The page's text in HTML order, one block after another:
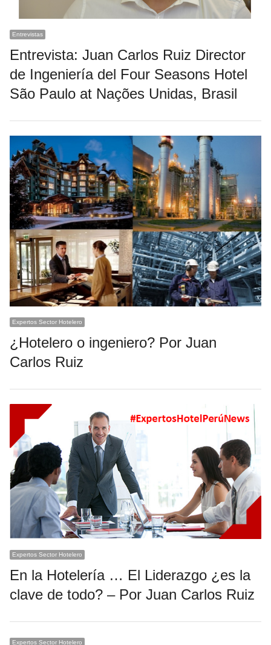
Entrevistas
Entrevista: Juan Carlos Ruiz Director
de Ingeniería del Four Seasons Hotel
São Paulo at Nações Unidas, Brasil
Expertos Sector Hotelero
¿Hotelero o ingeniero? Por Juan
Carlos Ruiz
Expertos Sector Hotelero
En la Hotelería … El Liderazgo ¿es la
clave de todo? – Por Juan Carlos Ruiz
Expertos Sector Hotelero